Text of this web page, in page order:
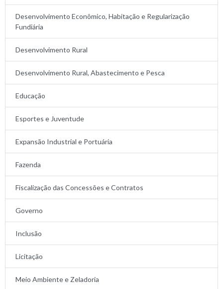
Desenvolvimento Econômico, Habitação e Regularização
Fundiária
Desenvolvimento Rural
Desenvolvimento Rural, Abastecimento e Pesca
Educação
Esportes e Juventude
Expansão Industrial e Portuária
Fazenda
Fiscalização das Concessões e Contratos
Governo
Inclusão
Licitação
Meio Ambiente e Zeladoria